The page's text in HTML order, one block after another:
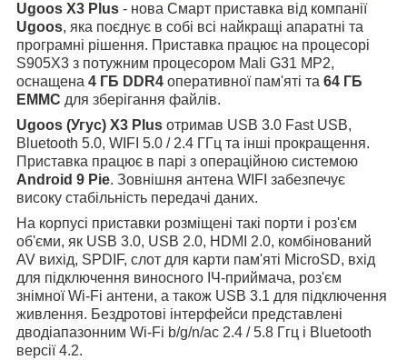
Ugoos X3 Plus - нова Смарт приставка від компанії
Ugoos, яка поєднує в собі всі найкращі апаратні та
програмні рішення. Приставка працює на процесорі
S905X3 з потужним процесором Mali G31 MP2,
оснащена 4 ГБ DDR4 оперативної пам'яті та 64 ГБ
EMMC для зберігання файлів.
Ugoos (Угус) X3 Plus отримав USB 3.0 Fast USB,
Bluetooth 5.0, WIFI 5.0 / 2.4 ГГц та інші прокращення.
Приставка працює в парі з операційною системою
Android 9 Pie. Зовнішня антена WIFI забезпечує
високу стабільність передачі даних.
На корпусі приставки розміщені такі порти і роз'єм
об'єми, як USB 3.0, USB 2.0, HDMI 2.0, комбінований
AV вихід, SPDIF, слот для карти пам'яті MicroSD, вхід
для підключення виносного ІЧ-приймача, роз'єм
знімної Wi-Fi антени, а також USB 3.1 для підключення
живлення. Бездротові інтерфейси представлені
дводіапазонним Wi-Fi b/g/n/ac 2.4 / 5.8 Ггц і Bluetooth
версії 4.2.